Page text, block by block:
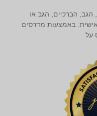
הברכיים, הגב או
באמצעות מדרסים
על